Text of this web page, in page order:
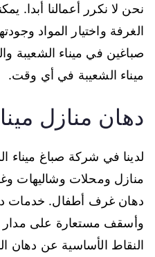
نحن لا نكرر أعمالنا
الغرفة واختيار المواد
صباغين في ميناء الشعيبة
ميناء الشعيبة في أي وقت.
دهان منازل
لدينا في شركة صباغ ميناء
منازل ومحلات وشاليهات
دهان غرف أطفال. خدمات
وأسقف مستعارة على مدار
النقاط الأساسية عن دهان